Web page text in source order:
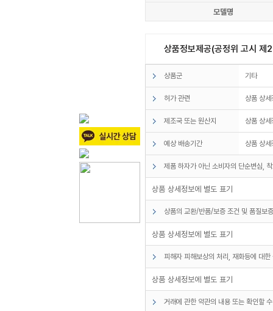
모델명
상품정보제공(공정위 고시
상품군 기타
허가 관련 상품 상
제조국 또는 원산지 상품 상
예상 배송기간 상품 상
제품 하자가 아닌 소비자의 단순변심,
상품 상세정보에 별도 표기
상품의 교환/반품/보증 조건 및 품질보
상품 상세정보에 별도 표기
피해자 피해보상의 처리, 재화등에 대
상품 상세정보에 별도 표기
거래에 관한 약관의 내용 또는 확인할